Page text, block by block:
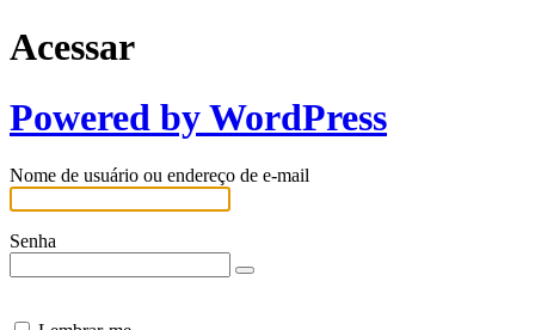
Acessar
Powered by WordPress
Nome de usuário ou endereço de e-mail
Senha